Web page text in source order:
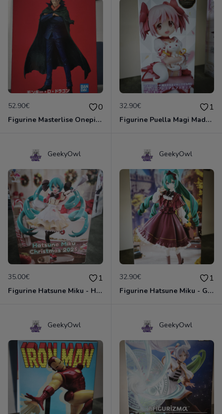
52.90€ 0
Figurine Masterlise Onepiece The Flames Of revolution- Ichibansho- Monkey D Dragon
32.90€ 1
Figurine Puella Magi Madoka - Magika Gaiden - Madoka Kaname
GeekyOwl
35.00€ 1
Figurine Hatsune Miku - Hatsune Miku Christmas 2025
GeekyOwl
32.90€ 1
Figurine Hatsune Miku - GT Project - Miku Classical Retro
GeekyOwl GeekyOwl